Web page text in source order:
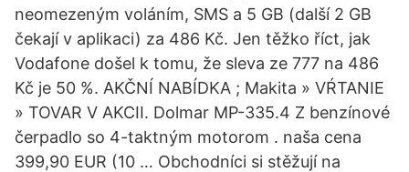
neomezeným voláním, SMS a 5 GB (další 2 GB
čekají v aplikaci) za 486 Kč. Jen těžko říct, jak
Vodafone došel k tomu, že sleva ze 777 na 486
Kč je 50 %. AKČNÍ NABÍDKA ; Makita » VŔTANIE
» TOVAR V AKCII. Dolmar MP-335.4 Z benzínové
čerpadlo so 4-taktným motorom . naša cena
399,90 EUR (10 … Obchodníci si stěžují na